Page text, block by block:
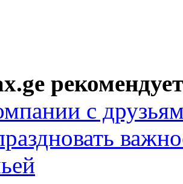
рекомендует
с